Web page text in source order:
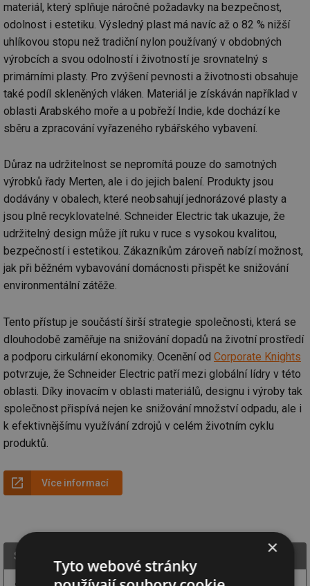
materiál, který splňuje náročné požadavky na bezpečnost,
odolnost i estetiku. Výsledný plast má navíc až o 82 % nižší
uhlíkovou stopu než tradiční nylon používaný v obdobných
výrobcích a svou odolností i životností je srovnatelný s
primárními plasty. Pro zvýšení pevnosti a životnosti obsahuje
také podíl skleněných vláken. Materiál je získáván například v
oblasti Arabského moře a u pobřeží Indie, kde dochází ke
sběru a zpracování vyřazeného rybářského vybavení.
Důraz na udržitelnost se nepromítá pouze do samotných
výrobků řady Merten, ale i do jejich balení. Produkty jsou
dodávány v obalech, které neobsahují jednorázové plasty a
jsou plně recyklovatelné. Schneider Electric tak ukazuje, že
udržitelný design může jít ruku v ruce s vysokou kvalitou,
bezpečností i estetikou. Zákazníkům zároveň nabízí možnost,
jak při běžném vybavování domácnosti přispět ke snižování
environmentální zátěže.
Tento přístup je součástí širší strategie společnosti, která se
dlouhodobě zaměřuje na snižování dopadů na životní prostředí
a podporu cirkulární ekonomiky. Ocenění od Corporate Knights
potvrzuje, že Schneider Electric patří mezi globální lídry v této
oblasti. Díky inovacím v oblasti materiálů, designu i výroby tak
společnost přispívá nejen ke snižování množství odpadu, ale i
k efektivnějšímu využívání zdrojů v celém životním cyklu
produktů.
Více informací
Schneider Electric CZ, s. r. o. ×
Tyto webové stránky